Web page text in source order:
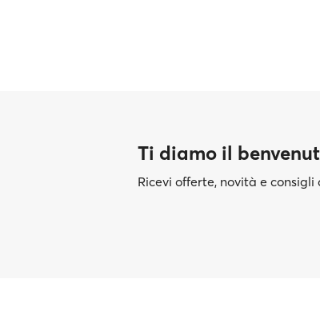
Ti diamo il
Ricevi offerte, novità e